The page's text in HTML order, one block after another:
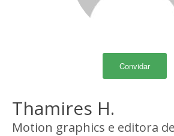
Convidar
Thamires H.
Motion graphics e editora